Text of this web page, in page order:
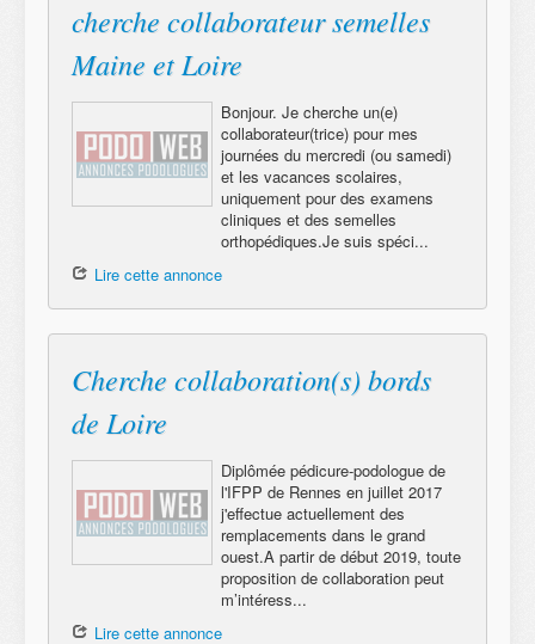
cherche collaborateur semelles
Maine et Loire
Bonjour. Je cherche un(e)
collaborateur(trice) pour mes
journées du mercredi (ou samedi)
et les vacances scolaires,
uniquement pour des examens
cliniques et des semelles
orthopédiques.Je suis spéci...
Lire cette annonce
Cherche collaboration(s) bords
de Loire
Diplômée pédicure-podologue de
l'IFPP de Rennes en juillet 2017
j'effectue actuellement des
remplacements dans le grand
ouest.A partir de début 2019, toute
proposition de collaboration peut
m’intéress...
Lire cette annonce